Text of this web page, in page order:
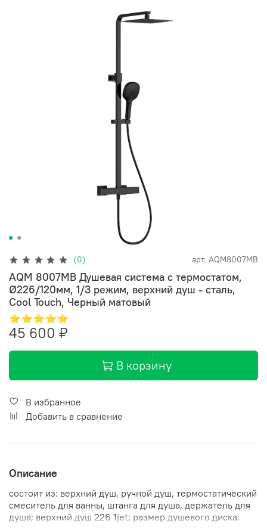
(0) арт. AQM8007MB
AQM 8007MB Душевая система с термостатом,
Ø226/120мм, 1/3 режим, верхний душ - сталь,
Cool Touch, Черный матовый
⭐⭐⭐⭐⭐
45 600 ₽
В корзину
В избранное
Добавить в сравнение
Описание
состоит из: верхний душ, ручной душ, термостатический
смеситель для ванны, штанга для душа, держатель для
душа; верхний душ 226 1jet; размер душевого диска: